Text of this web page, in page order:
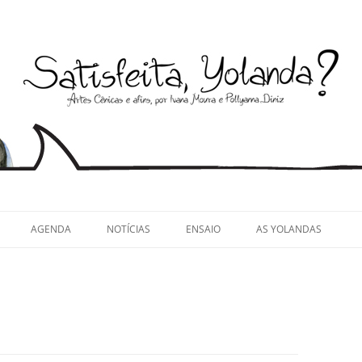
AGENDA NOTÍCIAS ENSAIO AS YOLANDAS